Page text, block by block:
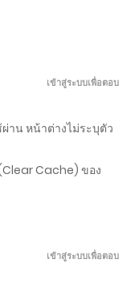
าน หน้าต่างไม่ระบุตัว
Cache) ของ
เข้าสู่ระบบเพื่อตอบ
เข้าสู่ระบบเพื่อตอบ